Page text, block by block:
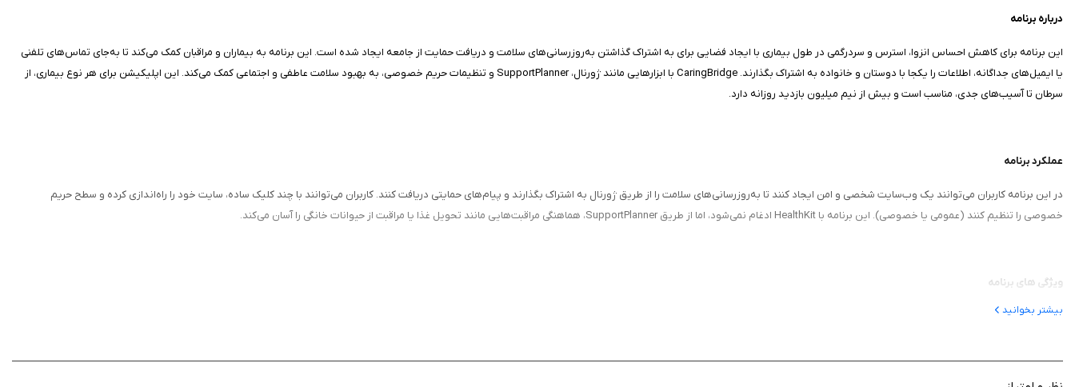
درباره برنامه
این برنامه برای کاهش احساس انزوا، استرس و سردرگمی در طول بیماری با ایجاد فضایی برای به اشتراک گذاشتن به‌روزرسانی‌های سلامت و دریافت حمایت از جامعه ایجاد شده است. این برنامه به بیماران و مراقبان کمک می‌کند تا به‌جای تماس‌های تلفنی
یا ایمیل‌های جداگانه، اطلاعات را یکجا با دوستان و خانواده به اشتراک بگذارند. CaringBridge با ابزارهایی مانند ژورنال، SupportPlanner و تنظیمات حریم خصوصی، به بهبود سلامت عاطفی و اجتماعی کمک می‌کند. این اپلیکیشن برای هر نوع بیماری، از
سرطان تا آسیب‌های جدی، مناسب است و بیش از نیم میلیون بازدید روزانه دارد.
عملکرد برنامه
در این برنامه کاربران می‌توانند یک وب‌سایت شخصی و امن ایجاد کنند تا به‌روزرسانی‌های سلامت را از طریق ژورنال به اشتراک بگذارند و پیام‌های حمایتی دریافت کنند. کاربران می‌توانند با چند کلیک ساده، سایت خود را راه‌اندازی کرده و سطح حریم
خصوصی را تنظیم کنند (عمومی یا خصوصی). این برنامه با HealthKit ادغام نمی‌شود، اما از طریق SupportPlanner، هماهنگی مراقبت‌هایی مانند تحویل غذا یا مراقبت از حیوانات خانگی را آسان می‌کند.
ویژگی‌ های برنامه
ایجاد وب‌سایت شخصی و امن برای به اشتراک گذاشتن به‌روزرسانی‌های سلامت
SupportPlanner برای هماهنگی مراقبت‌ها مانند تحویل غذا یا کمک‌های روزمره
بیشتر بخوانید